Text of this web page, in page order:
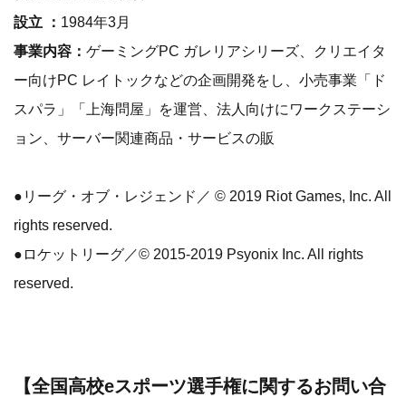
設立 ： 1984年3月
事業内容： ゲーミングPC ガレリアシリーズ、クリエイタ
ー向けPC レイトックなどの企画開発をし、小売事業「ド
スパラ」「上海問屋」を運営、法人向けにワークステーシ
ョン、サーバー関連商品・サービスの販
●リーグ・オブ・レジェンド／ © 2019 Riot Games, Inc. All
rights reserved.
●ロケットリーグ／© 2015-2019 Psyonix Inc. All rights
reserved.
【全国高校eスポーツ選手権に関するお問い合